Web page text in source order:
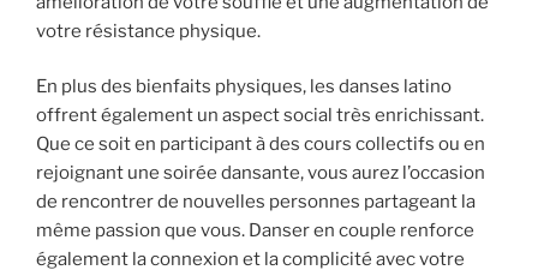
votre résistance physique.
En plus des bienfaits physiques, les danses latino
offrent également un aspect social très enrichissant.
Que ce soit en participant à des cours collectifs ou en
rejoignant une soirée dansante, vous aurez l’occasion
de rencontrer de nouvelles personnes partageant la
même passion que vous. Danser en couple renforce
également la connexion et la complicité avec votre